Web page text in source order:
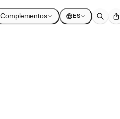
Complementos ES